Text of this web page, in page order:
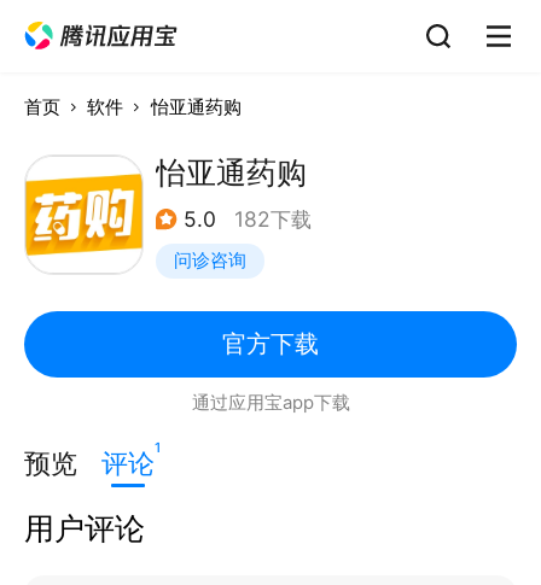
首页 软件 怡亚通药购
怡亚通药购
5.0 182下载
问诊咨询
官方下载
通过应用宝app下载
预览 评论1
用户评论